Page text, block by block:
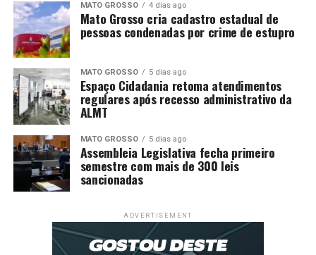
MATO GROSSO 4 dias ago
Mato Grosso cria cadastro estadual de
pessoas condenadas por crime de estupro
MATO GROSSO 5 dias ago
Espaço Cidadania retoma atendimentos
regulares após recesso administrativo da
ALMT
MATO GROSSO 5 dias ago
Assembleia Legislativa fecha primeiro
semestre com mais de 300 leis
sancionadas
ADVERTISEMENT